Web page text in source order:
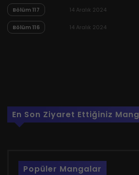
Bölüm 117 14 Aralık 2024
Bölüm 116 14 Aralık 2024
En Son Ziyaret Ettiğiniz
Popüler Mangalar